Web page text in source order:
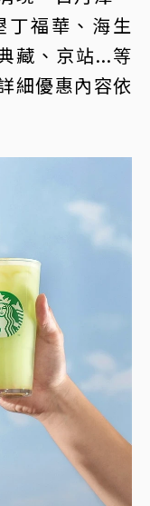
丁福華、海生
藏、京站...等
細優惠內容依